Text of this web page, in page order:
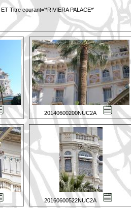
ET Titre courant='*RIVIERA PALACE*'
20140600200NUC2A
20160600522NUC2A